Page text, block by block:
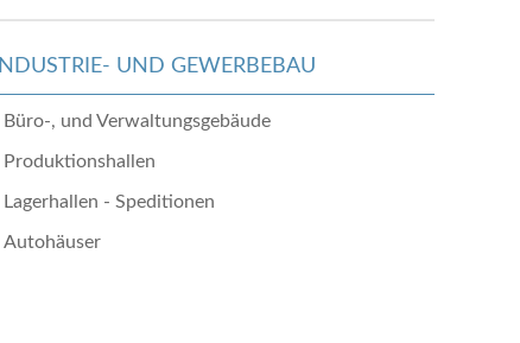
INDUSTRIE- UND GEWERBEBAU
Büro-, und Verwaltungsgebäude
Produktionshallen
Lagerhallen - Speditionen
Autohäuser